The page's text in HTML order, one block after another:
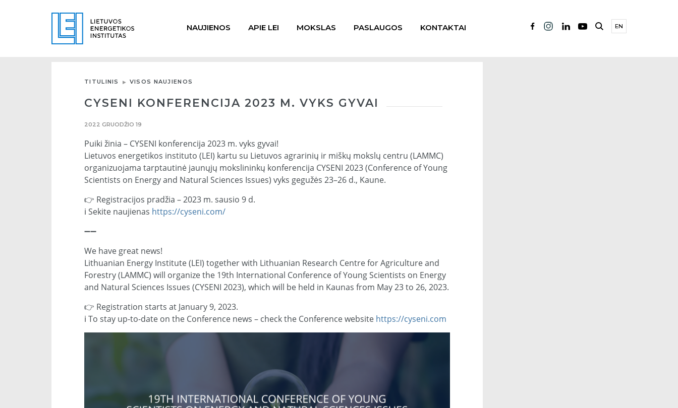
NAUJIENOS APIE LEI MOKSLAS PASLAUGOS KONTAKTAI EN
TITULINIS VISOS NAUJIENOS
CYSENI KONFERENCIJA 2023 M. VYKS GYVAI
2022 GRUODŽIO 19
Puiki žinia – CYSENI konferencija 2023 m. vyks gyvai!
Lietuvos energetikos instituto (LEI) kartu su Lietuvos agrarinių ir miškų mokslų centru (LAMMC)
organizuojama tarptautinė jaunųjų mokslininkų konferencija CYSENI 2023 (Conference of Young
Scientists on Energy and Natural Sciences Issues) vyks gegužės 23–26 d., Kaune.
👉 Registracijos pradžia – 2023 m. sausio 9 d.
ℹ️ Sekite naujienas https://cyseni.com/
➖➖
We have great news!
Lithuanian Energy Institute (LEI) together with Lithuanian Research Centre for Agriculture and
Forestry (LAMMC) will organize the 19th International Conference of Young Scientists on Energy
and Natural Sciences Issues (CYSENI 2023), which will be held in Kaunas from May 23 to 26, 2023.
👉 Registration starts at January 9, 2023.
ℹ️ To stay up-to-date on the Conference news – check the Conference website https://cyseni.com